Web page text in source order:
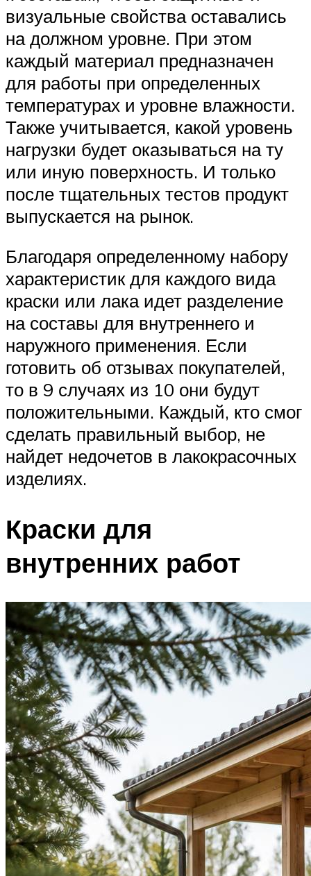
визуальные свойства оставались
на должном уровне. При этом
каждый материал предназначен
для работы при определенных
температурах и уровне влажности.
Также учитывается, какой уровень
нагрузки будет оказываться на ту
или иную поверхность. И только
после тщательных тестов продукт
выпускается на рынок.
Благодаря определенному набору
характеристик для каждого вида
краски или лака идет разделение
на составы для внутреннего и
наружного применения. Если
готовить об отзывах покупателей,
то в 9 случаях из 10 они будут
положительными. Каждый, кто смог
сделать правильный выбор, не
найдет недочетов в лакокрасочных
изделиях.
Краски для
внутренних работ